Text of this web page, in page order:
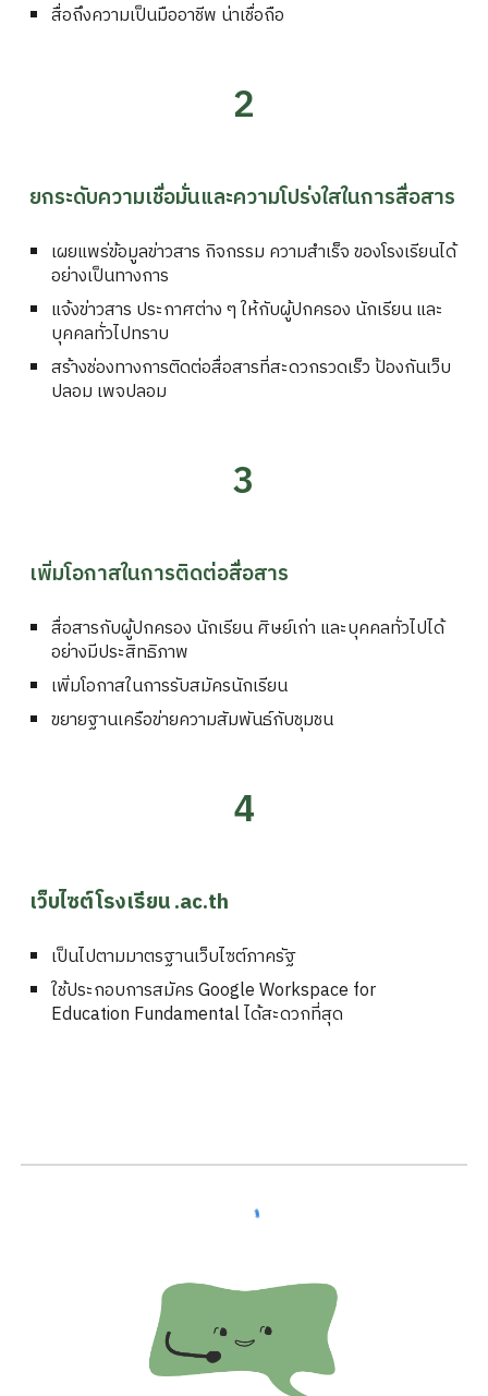
สื่อถึงความเป็นมืออาชีพ น่าเชื่อถือ
2
ยกระดับความเชื่อมั่นและความโปร่งใสในการสื่อสาร
เผยแพร่ข้อมูลข่าวสาร กิจกรรม ความสำเร็จ ของโรงเรียนได้
อย่างเป็นทางการ
แจ้งข่าวสาร ประกาศต่าง ๆ ให้กับผู้ปกครอง นักเรียน และ
บุคคลทั่วไปทราบ
สร้างช่องทางการติดต่อสื่อสารที่สะดวกรวดเร็ว ป้องกันเว็บ
ปลอม เพจปลอม
3
เพิ่มโอกาสในการติดต่อสื่อสาร
สื่อสารกับผู้ปกครอง นักเรียน ศิษย์เก่า และบุคคลทั่วไปได้
อย่างมีประสิทธิภาพ
เพิ่มโอกาสในการรับสมัครนักเรียน
ขยายฐานเครือข่ายความสัมพันธ์กับชุมชน
4
เว็บไซต์โรงเรียน .ac.th
เป็นไปตามมาตรฐานเว็บไซต์ภาครัฐ
ใช้ประกอบการสมัคร Google Workspace for
Education Fundamental ได้สะดวกที่สุด